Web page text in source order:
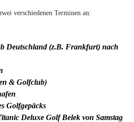
verschiedenen Terminen an:
Deutschland (z.B. Frankfurt) nach
& Golfclub)
Golfgepäcks
Deluxe Golf Belek von Samstag